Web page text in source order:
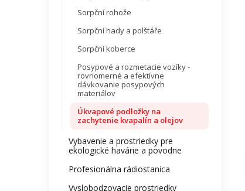
Sorpční rohože
Sorpční hady a polštáře
Sorpční koberce
Posypové a rozmetacie vozíky -
rovnomerné a efektívne
dávkovanie posypových
materiálov
Úkvapové podložky na
zachytenie kvapalín a olejov
Vybavenie a prostriedky pre
ekologické havárie a povodne
Profesionálna rádiostanica
Vyslobodzovacie prostriedky